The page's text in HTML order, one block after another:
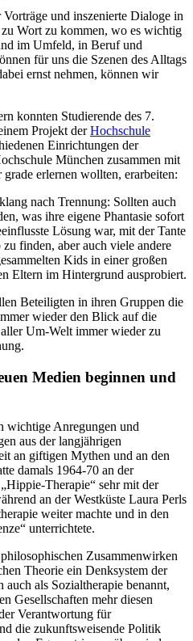
und inszenierte Dialoge in
zu Wort zu kommen, wo es wichtig
im Umfeld, in Beruf und
für uns die Szenen des Alltags
ernst nehmen, können wir
konnten Studierende des 7.
Projekt derHochschule
Einrichtungen der
München zusammen mit
grade erlernen wollten, erarbeiten:
nach Trennung: Sollten auch
was ihre eigene Phantasie sofort
Lösung war, mit der Tante
finden, aber auch viele andere
Kids in einer großen
Eltern im Hintergrund ausprobiert.
Beteiligten in ihren Gruppen die
wieder den Blick auf die
Um-Welt immer wieder zu
Medien beginnen und
wichtige Anregungen und
aus der langjährigen
an giftigen Mythen und an den
damals 1964-70 an der
Therapie“ sehr mit der
an der Westküste Laura Perls
weiter machte und in den
unterrichtete.
Zusammenwirken
Theorie ein Denksystem der
als Sozialtherapie benannt,
Gesellschaften mehr diesen
Verantwortung für
die zukunftsweisende Politik